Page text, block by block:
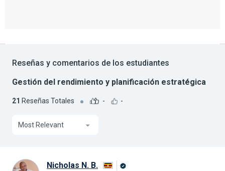
Reseñas y comentarios de los estudiantes
Gestión del rendimiento y planificación estratégica
21 Reseñas Totales - -
Most Relevant
Nicholas N. B.